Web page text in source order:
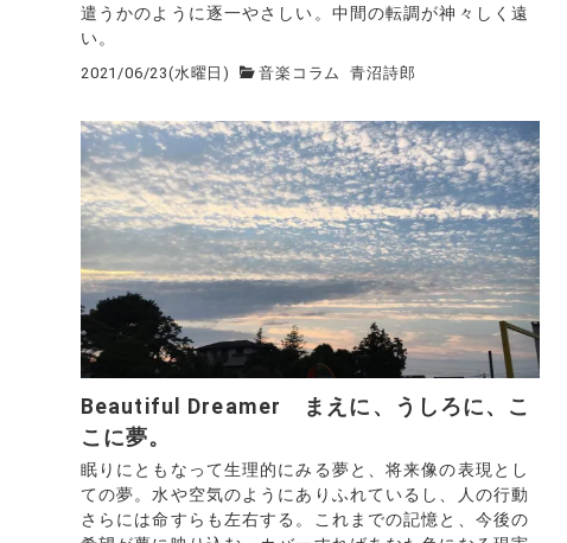
遣うかのように逐一やさしい。中間の転調が神々しく遠
い。
2021/06/23(水曜日) 音楽コラム 青沼詩郎
Beautiful Dreamer まえに、うしろに、こ
こに夢。
眠りにともなって生理的にみる夢と、将来像の表現とし
ての夢。水や空気のようにありふれているし、人の行動
さらには命すらも左右する。これまでの記憶と、今後の